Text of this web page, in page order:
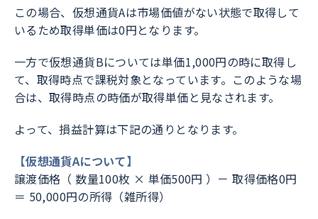
この場合、仮想通貨Aは市場価値がない状態で取得して
いるため取得単価は0円となります。
一方で仮想通貨Bについては単価1,000円の時に取得し
て、取得時点で課税対象となっています。このような場
合は、取得時点の時価が取得単価と見なされます。
よって、損益計算は下記の通りとなります。
【仮想通貨Aについて】
譲渡価格（ 数量100枚 × 単価500円 ）－ 取得価格0円
＝ 50,000円の所得（雑所得）